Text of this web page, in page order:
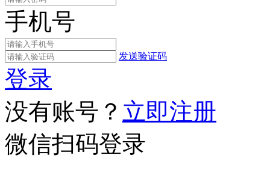
手机号
发送验证码
登录
没有账号？ 立即注册
微信扫码登录